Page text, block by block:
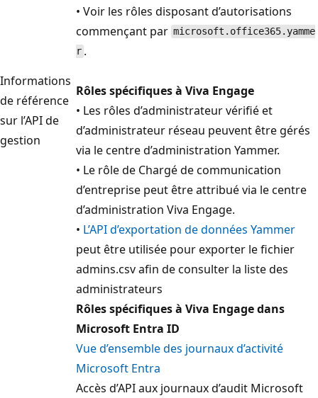
Informations
de référence
sur l’API de
gestion
• Voir les rôles disposant d’autorisations
commençant par microsoft.office365.yamme
r .
Rôles spécifiques à Viva Engage
• Les rôles d’administrateur vérifié et
d’administrateur réseau peuvent être gérés
via le centre d’administration Yammer.
• Le rôle de Chargé de communication
d’entreprise peut être attribué via le centre
d’administration Viva Engage.
• L’API d’exportation de données Yammer
peut être utilisée pour exporter le fichier
admins.csv afin de consulter la liste des
administrateurs
Rôles spécifiques à Viva Engage dans
Microsoft Entra ID
Vue d’ensemble des journaux d’activité
Microsoft Entra
Accès d’API aux journaux d’audit Microsoft